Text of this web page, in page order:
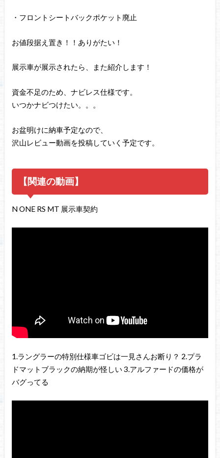
・フロントシートバックポケット廃止
お値段据え置き！！ありがたい！
展示車が展示されたら、また紹介します！
資金不足のため、ナビレス仕様です。
いつかナビつけたい。。。
お盆明けに納車予定なので、
沢山レビュー動画を投稿していく予定です。
【関連の動画】
N ONE RS MT 展示車契約
1.ラングラーの特別仕様車ゴビは一見さんお断り？ 2.プラ
ドマットブラックの納期が怪しい 3.アルファードの価格が
バグってる